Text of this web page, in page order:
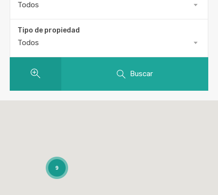
Todos
Tipo de propiedad
Todos
Buscar
9